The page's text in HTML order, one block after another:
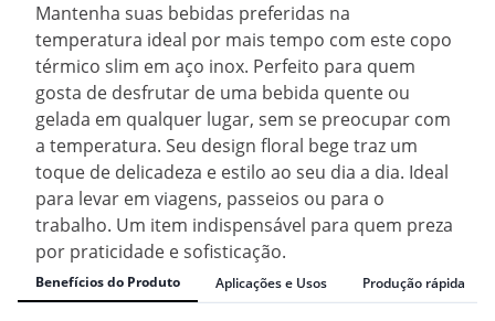
Mantenha suas bebidas preferidas na
temperatura ideal por mais tempo com este copo
térmico slim em aço inox. Perfeito para quem
gosta de desfrutar de uma bebida quente ou
gelada em qualquer lugar, sem se preocupar com
a temperatura. Seu design floral bege traz um
toque de delicadeza e estilo ao seu dia a dia. Ideal
para levar em viagens, passeios ou para o
trabalho. Um item indispensável para quem preza
por praticidade e sofisticação.
Benefícios do Produto Aplicações e Usos Produção rápida